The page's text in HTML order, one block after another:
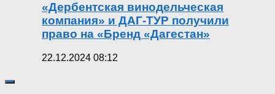
«Дербентская винодельческая
компания» и ДАГ-ТУР получили
право на «Бренд «Дагестан»
22.12.2024 08:12